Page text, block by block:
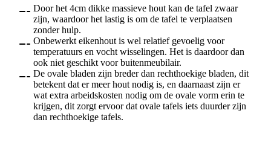
Door het 4cm dikke massieve hout kan de tafel zwaar
zijn, waardoor het lastig is om de tafel te verplaatsen
zonder hulp.
Onbewerkt eikenhout is wel relatief gevoelig voor
temperatuurs en vocht wisselingen. Het is daardoor dan
ook niet geschikt voor buitenmeubilair.
De ovale bladen zijn breder dan rechthoekige bladen, dit
betekent dat er meer hout nodig is, en daarnaast zijn er
wat extra arbeidskosten nodig om de ovale vorm erin te
krijgen, dit zorgt ervoor dat ovale tafels iets duurder zijn
dan rechthoekige tafels.